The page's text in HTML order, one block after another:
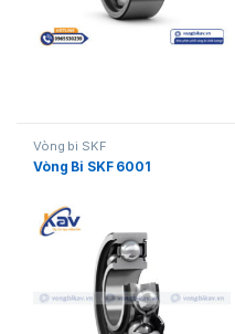
Vòng bi SKF
Vòng Bi SKF 6001